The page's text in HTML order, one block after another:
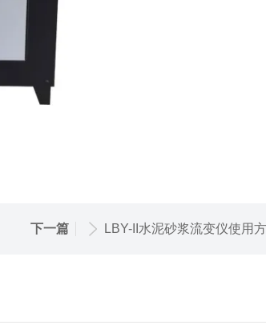
下一篇 LBY-II水泥砂浆流变仪使用